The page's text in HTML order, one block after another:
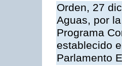
Orden, 27
Aguas, por
Programa
establecido
Parlamento